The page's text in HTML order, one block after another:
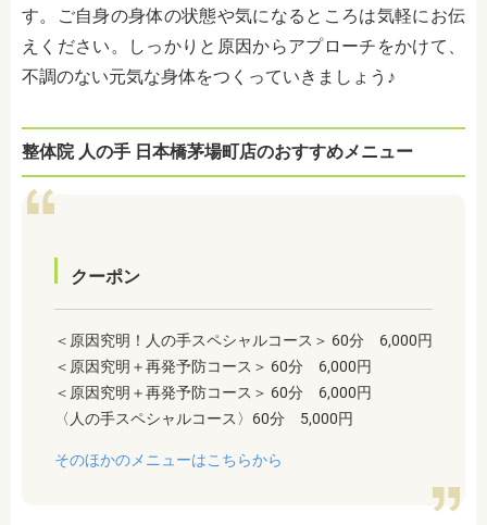
す。ご自身の身体の状態や気になるところは気軽にお伝
えください。しっかりと原因からアプローチをかけて、
不調のない元気な身体をつくっていきましょう♪
整体院 人の手 日本橋茅場町店のおすすめメニュー
クーポン
＜原因究明！人の手スペシャルコース＞ 60分 6,000円
＜原因究明＋再発予防コース＞ 60分 6,000円
＜原因究明＋再発予防コース＞ 60分 6,000円
〈人の手スペシャルコース〉60分 5,000円
そのほかのメニューはこちらから